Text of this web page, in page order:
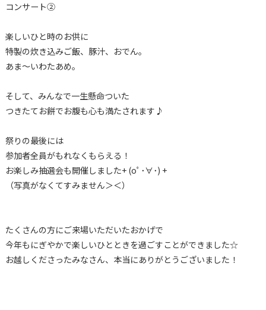
コンサート②
楽しいひと時のお供に
特製の炊き込みご飯、豚汁、おでん。
あま～いわたあめ。
そして、みんなで一生懸命ついた
つきたてお餅でお腹も心も満たされます♪
祭りの最後には
参加者全員がもれなくもらえる！
お楽しみ抽選会も開催しました+ (oﾟ･∀･) +
（写真がなくてすみません＞＜）
たくさんの方にご来場いただいたおかげで
今年もにぎやかで楽しいひとときを過ごすことができました☆
お越しくださったみなさん、本当にありがとうございました！